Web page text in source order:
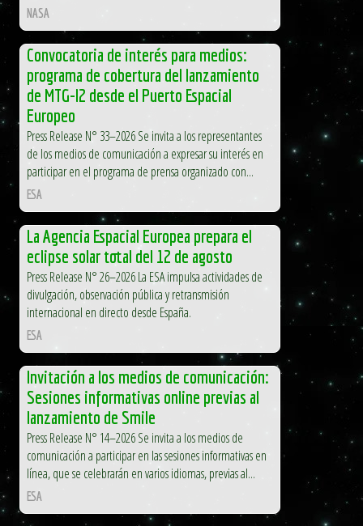
NASA
Convocatoria de interés para medios:
programa de cobertura del lanzamiento
de MTG-I2 desde el Puerto Espacial
Europeo
Press Release N° 33–2026 Se invita a los representantes
de los medios de comunicación a expresar su interés en
participar en el programa de prensa organizado con...
ESA
La Agencia Espacial Europea prepara el
eclipse solar total del 12 de agosto
Press Release N° 26–2026 La ESA impulsa actividades de
divulgación, observación pública y retransmisión
internacional en directo desde España.
ESA
Invitación a los medios de comunicación:
Sesiones informativas online previas al
lanzamiento de Smile
Press Release N° 14–2026 Se invita a los medios de
comunicación a participar en las sesiones informativas en
línea, que se celebrarán en varios idiomas, previas al...
ESA